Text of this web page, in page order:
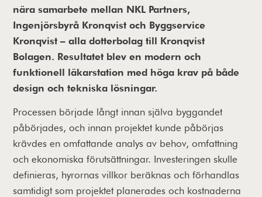
nära samarbete mellan NKL Partners,
Ingenjörsbyrå Kronqvist och Byggservice
Kronqvist – alla dotterbolag till Kronqvist
Bolagen. Resultatet blev en modern och
funktionell läkarstation med höga krav på både
design och tekniska lösningar.
Processen började långt innan själva byggandet
påbörjades, och innan projektet kunde påbörjas
krävdes en omfattande analys av behov, omfattning
och ekonomiska förutsättningar. Investeringen skulle
definieras, hyrornas villkor beräknas och förhandlas
samtidigt som projektet planerades och kostnaderna